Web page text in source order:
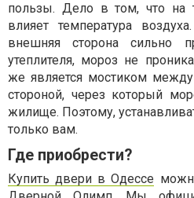
пользы. Дело в том, что на
влияет температура
внешняя сторона сильно
утеплителя, мороз не
же является мостиком
стороной, через который
жилище. Поэтому,
только вам.
Где приобрести?
Купить двери в Одессе